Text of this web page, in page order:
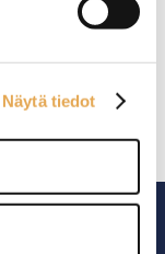
Näytä tiedot
Restmec
(l) 800 x (s) 600 x
ja
ja päältä
tuuletuksen
hiottu